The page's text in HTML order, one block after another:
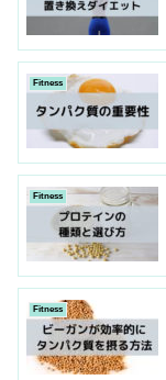
Fitness
Fitness
Fitness